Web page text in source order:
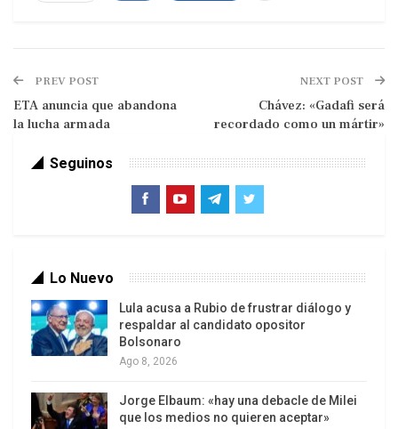
PREV POST
ETA anuncia que abandona
la lucha armada
NEXT POST
Chávez: «Gadafi será
recordado como un mártir»
Seguinos
Lo Nuevo
Lula acusa a Rubio de frustrar diálogo y
respaldar al candidato opositor
Bolsonaro
Ago 8, 2026
Jorge Elbaum: «hay una debacle de Milei
que los medios no quieren aceptar»